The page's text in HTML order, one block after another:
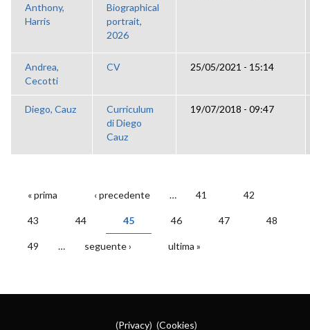
Anthony,
Harris
Biographical
portrait,
2026
Andrea,
Cecotti
CV 25/05/2021 - 15:14
Diego, Cauz
Curriculum
di Diego
Cauz
19/07/2018 - 09:47
PAGINE
« prima ‹ precedente … 41 42
43 44 45 46 47 48
49 … seguente › ultima »
(Privacy) (Cookies)